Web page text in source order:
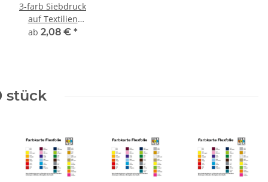
3-farb Siebdruck
auf Textilien
inkl. Film und
ab 2,08 € *
stück